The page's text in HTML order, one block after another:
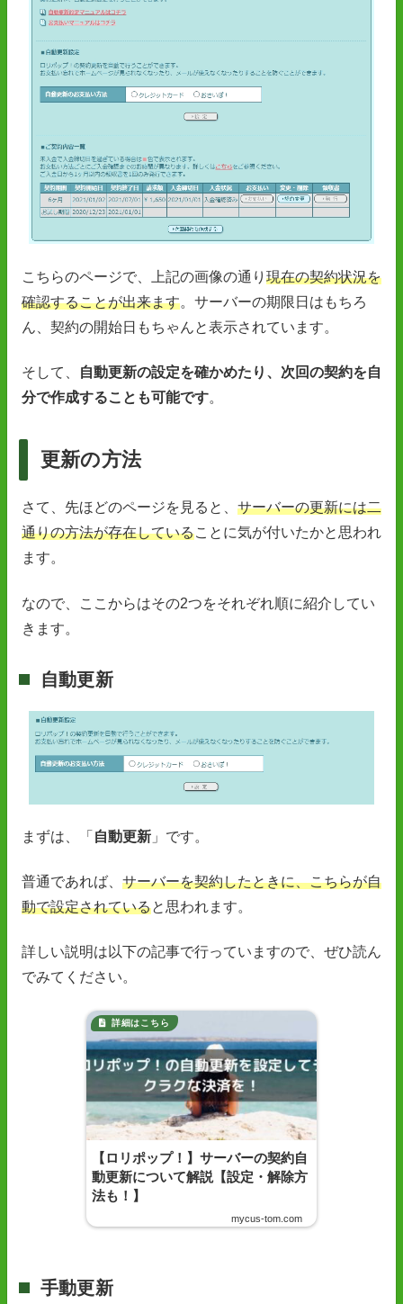
こちらのページで、上記の画像の通り 現在の契約状況を
確認することが出来ます。サーバーの期限日はもちろ
ん、契約の開始日もちゃんと表示されています。
そして、
自動更新の設定を確かめたり、次回の契約を自
分で作成することも可能です。
更新の方法
さて、先ほどのページを見ると、 サーバーの更新には二
通りの方法が存在していることに気が付いたかと思われ
ます。
なので、ここからはその2つをそれぞれ順に紹介してい
きます。
自動更新
まずは、「 自動更新」です。
普通であれば、 サーバーを契約したときに、こちらが自
動で設定されていると思われます。
詳しい説明は以下の記事で行っていますので、ぜひ読ん
でみてください。
【ロリポップ！】サーバーの契約自
動更新について解説【設定・解除方
法も！】
mycus-tom.com
手動更新